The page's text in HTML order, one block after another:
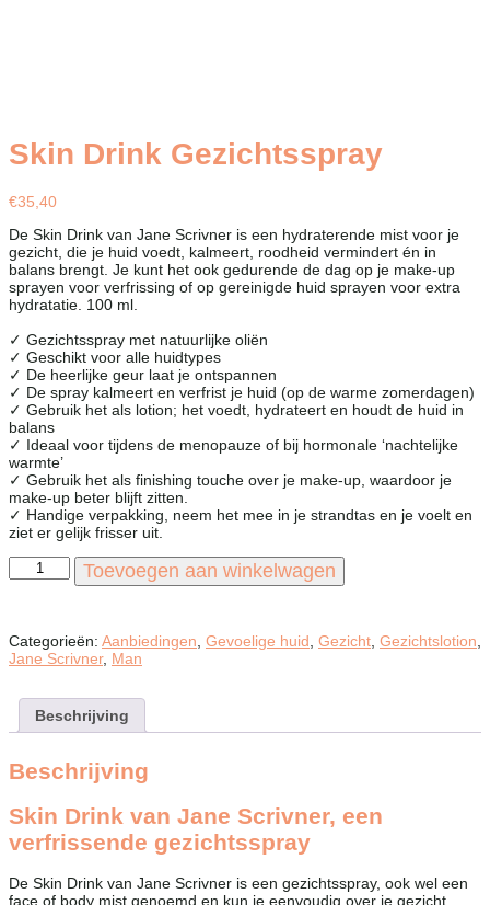
Skin Drink Gezichtsspray
€35,40
De Skin Drink van Jane Scrivner is een hydraterende mist voor je
gezicht, die je huid voedt, kalmeert, roodheid vermindert én in
balans brengt. Je kunt het ook gedurende de dag op je make-up
sprayen voor verfrissing of op gereinigde huid sprayen voor extra
hydratatie. 100 ml.
✓ Gezichtsspray met natuurlijke oliën
✓ Geschikt voor alle huidtypes
✓ De heerlijke geur laat je ontspannen
✓ De spray kalmeert en verfrist je huid (op de warme zomerdagen)
✓ Gebruik het als lotion; het voedt, hydrateert en houdt de huid in
balans
✓ Ideaal voor tijdens de menopauze of bij hormonale ‘nachtelijke
warmte’
✓ Gebruik het als finishing touche over je make-up, waardoor je
make-up beter blijft zitten.
✓ Handige verpakking, neem het mee in je strandtas en je voelt en
ziet er gelijk frisser uit.
Drink
Toevoegen aan winkelwagen
Categorieën: Aanbiedingen Gevoelige huid Gezicht Gezichtslotion
Jane Scrivner, Man
Beschrijving
Beschrijving
Skin Drink van Jane Scrivner, een
verfrissende gezichtsspray
De Skin Drink van Jane Scrivner is een gezichtsspray, ook wel een
face of body mist genoemd en kun je eenvoudig over je gezicht